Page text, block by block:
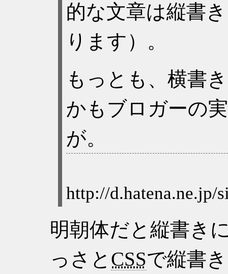
的な文章は縦書
ります）。
もっとも、横書
かもブロガーの
が。
明朝体だと縦書き
っさと CSSで縦書